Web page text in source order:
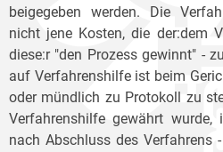
beigegeben werden. Die
nicht jene Kosten, die der:dem
diese:r "den Prozess gewinnt" -
auf Verfahrenshilfe ist beim
oder mündlich zu Protokoll zu
Verfahrenshilfe gewährt
nach Abschluss des Verfahrens